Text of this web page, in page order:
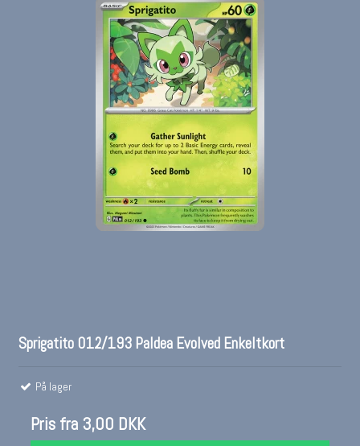
Sprigatito 012/193 Paldea Evolved Enkeltkort
På lager
Pris fra 3,00 DKK